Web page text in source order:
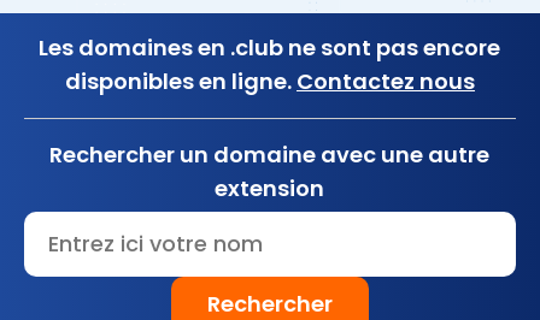
Les domaines en .club ne sont pas encore
disponibles en ligne. Contactez nous
Rechercher un domaine avec une autre
extension
Rechercher